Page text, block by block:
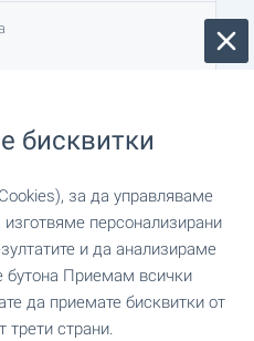
бисквитки
за да управляваме
персонализирани
и да анализираме
бутона Приемам всички
да приемате бисквитки от
трети страни.